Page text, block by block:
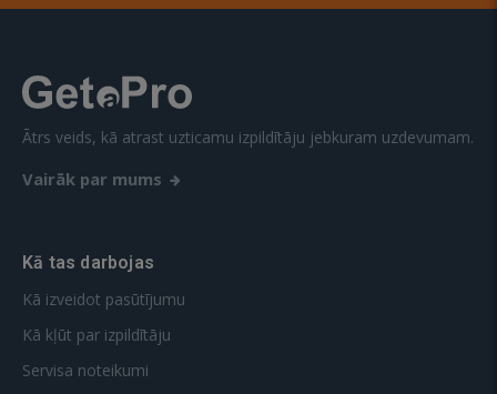
Ātrs veids, kā atrast uzticamu izpildītāju jebkuram uzdevumam.
Vairāk par mums
Kā tas darbojas
Kā izveidot pasūtījumu
Kā kļūt par izpildītāju
Servisa noteikumi